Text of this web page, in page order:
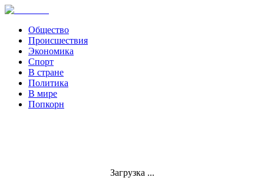
Общество
Происшествия
Экономика
Спорт
В стране
Политика
В мире
Попкорн
Загрузка ...